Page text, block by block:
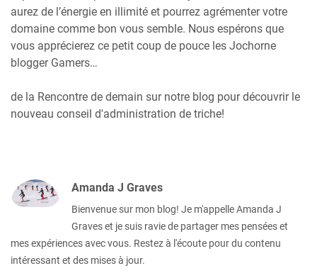
aurez de l’énergie en illimité et pourrez agrémenter votre
domaine comme bon vous semble. Nous espérons que
vous apprécierez ce petit coup de pouce les Jochorne
blogger Gamers…
de la Rencontre de demain sur notre blog pour découvrir le
nouveau conseil d'administration de triche!
Amanda J Graves
Bienvenue sur mon blog! Je m'appelle Amanda J
Graves et je suis ravie de partager mes pensées et
mes expériences avec vous. Restez à l'écoute pour du contenu
intéressant et des mises à jour.